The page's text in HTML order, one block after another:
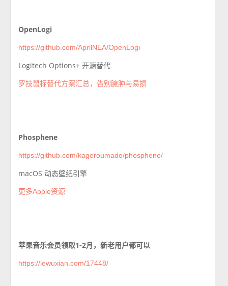
OpenLogi
https://github.com/AprilNEA/OpenLogi
Logitech Options+ 开源替代
罗技鼠标替代方案汇总，告别臃肿与易损
Phosphene
https://github.com/kageroumado/phosphene/
macOS 动态壁纸引擎
更多Apple资源
苹果音乐会员领取1-2月，新老用户都可以
https://lewuxian.com/17448/